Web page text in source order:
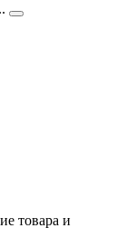
товара и